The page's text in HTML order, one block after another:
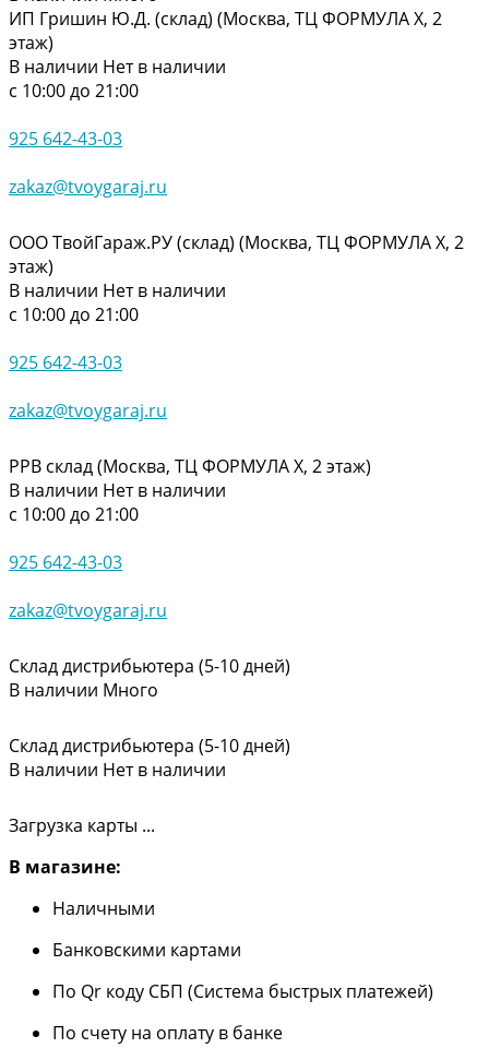
ИП Гришин Ю.Д. (склад) (Москва, ТЦ ФОРМУЛА Х, 2
этаж)
В наличии Нет в наличии
с 10:00 до 21:00
925 642-43-03
zakaz@tvoygaraj.ru
ООО ТвойГараж.РУ (склад) (Москва, ТЦ ФОРМУЛА Х, 2
этаж)
В наличии Нет в наличии
с 10:00 до 21:00
925 642-43-03
zakaz@tvoygaraj.ru
РРВ склад (Москва, ТЦ ФОРМУЛА Х, 2 этаж)
В наличии Нет в наличии
с 10:00 до 21:00
925 642-43-03
zakaz@tvoygaraj.ru
Склад дистрибьютера (5-10 дней)
В наличии Много
Склад дистрибьютера (5-10 дней)
В наличии Нет в наличии
Загрузка карты ...
В магазине:
Наличными
Банковскими картами
По Qr коду СБП (Система быстрых платежей)
По счету на оплату в банке